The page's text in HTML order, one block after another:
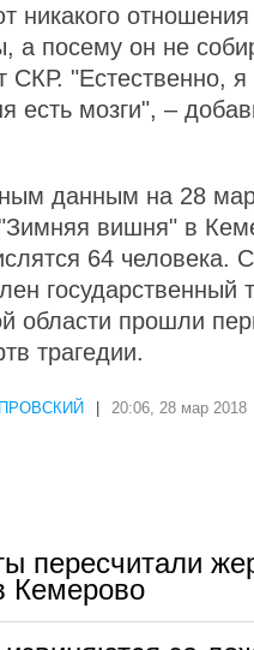
никакого отношения
а посему он не
СКР. "Естественно, я
есть мозги", –
данным на 28
вишня" в
64 человека.
государственный
области прошли
трагедии.
20:06, 28 мар 2018
пересчитали
Кемерово